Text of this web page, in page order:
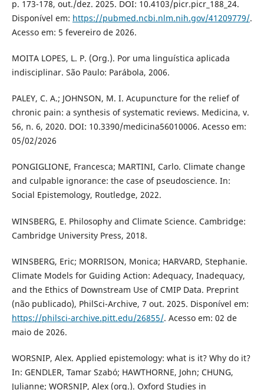
p. 173-178, out./dez. 2025. DOI: 10.4103/picr.picr_188_24.
Disponível em: https://pubmed.ncbi.nlm.nih.gov/41209779/.
Acesso em: 5 fevereiro de 2026.
MOITA LOPES, L. P. (Org.). Por uma linguística aplicada
indisciplinar. São Paulo: Parábola, 2006.
PALEY, C. A.; JOHNSON, M. I. Acupuncture for the relief of
chronic pain: a synthesis of systematic reviews. Medicina, v.
56, n. 6, 2020. DOI: 10.3390/medicina56010006. Acesso em:
05/02/2026
PONGIGLIONE, Francesca; MARTINI, Carlo. Climate change
and culpable ignorance: the case of pseudoscience. In:
Social Epistemology, Routledge, 2022.
WINSBERG, E. Philosophy and Climate Science. Cambridge:
Cambridge University Press, 2018.
WINSBERG, Eric; MORRISON, Monica; HARVARD, Stephanie.
Climate Models for Guiding Action: Adequacy, Inadequacy,
and the Ethics of Downstream Use of CMIP Data. Preprint
(não publicado), PhilSci-Archive, 7 out. 2025. Disponível em:
https://philsci-archive.pitt.edu/26855/. Acesso em: 02 de
maio de 2026.
WORSNIP, Alex. Applied epistemology: what is it? Why do it?
In: GENDLER, Tamar Szabó; HAWTHORNE, John; CHUNG,
Julianne; WORSNIP, Alex (org.). Oxford Studies in